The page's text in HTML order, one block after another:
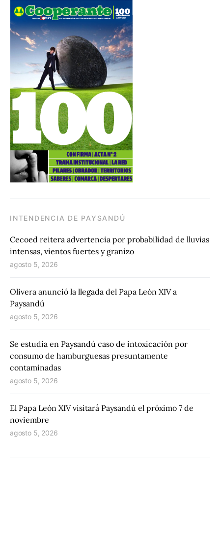
INTENDENCIA DE PAYSANDÚ
Cecoed reitera advertencia por probabilidad de lluvias
intensas, vientos fuertes y granizo
agosto 5, 2026
Olivera anunció la llegada del Papa León XIV a
Paysandú
agosto 5, 2026
Se estudia en Paysandú caso de intoxicación por
consumo de hamburguesas presuntamente
contaminadas
agosto 5, 2026
El Papa León XIV visitará Paysandú el próximo 7 de
noviembre
agosto 5, 2026